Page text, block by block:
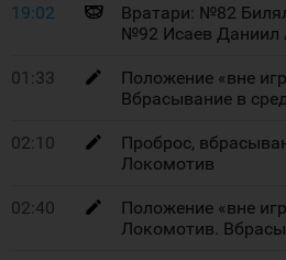
19:02
Вратари: №82
№92 Исаев Даниил
01:33
Положение «вне
Вбрасывание в
02:10
Проброс,
Локомотив
02:40
Положение «вне
Локомотив.